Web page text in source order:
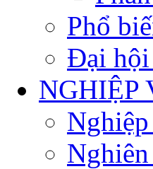
Phổ
Đại
NGHIỆP